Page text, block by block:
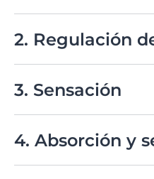
sustancias químicas. La
proporciona una defensa
deshidratación.
2. Regulación de
de los vasos sanguíneos
mantener la temperatura
3. Sensación
permiten conectarnos con
estímulos como el tacto,
4. Absorción y